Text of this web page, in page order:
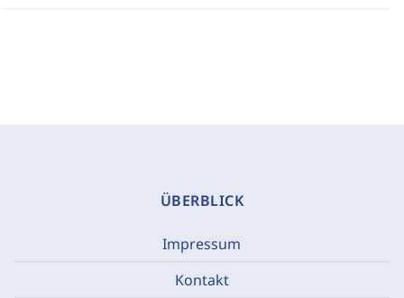
ÜBERBLICK
Impressum
Kontakt